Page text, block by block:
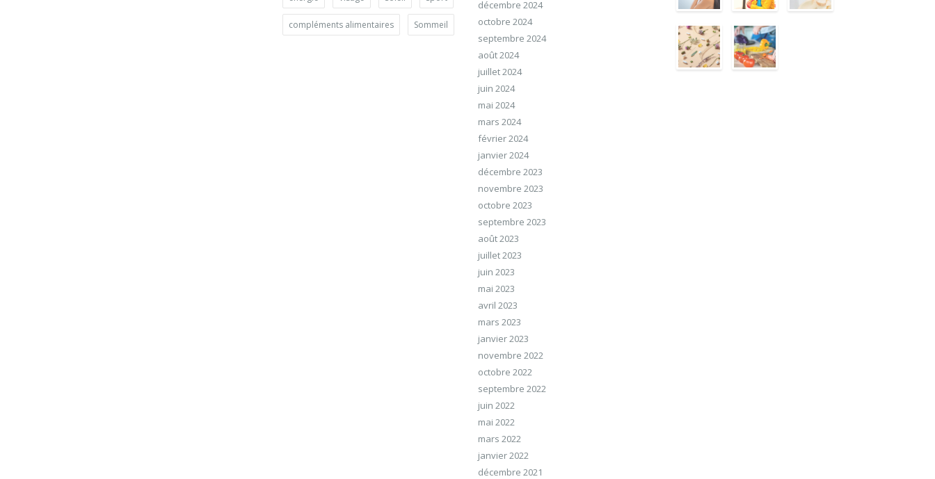
compléments alimentaires Sommeil
décembre 2024
octobre 2024
septembre 2024
août 2024
juillet 2024
juin 2024
mai 2024
mars 2024
février 2024
janvier 2024
décembre 2023
novembre 2023
octobre 2023
septembre 2023
août 2023
juillet 2023
juin 2023
mai 2023
avril 2023
mars 2023
janvier 2023
novembre 2022
octobre 2022
septembre 2022
juin 2022
mai 2022
mars 2022
janvier 2022
décembre 2021